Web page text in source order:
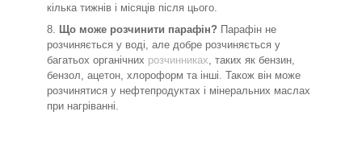
кілька тижнів і місяців після цього.
Що може розчинити парафін? Парафін не
розчиняється у воді, але добре розчиняється у
багатьох органічних розчинниках, таких як бензин,
бензол, ацетон, хлороформ та інші. Також він може
розчинятися у нефтепродуктах і мінеральних маслах
при нагріванні.